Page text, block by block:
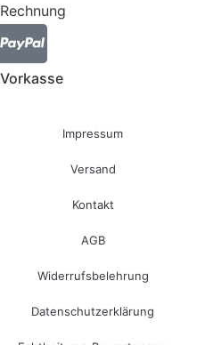
Rechnung
Vorkasse
Impressum
Versand
Kontakt
AGB
Widerrufsbelehrung
Datenschutzerklärung